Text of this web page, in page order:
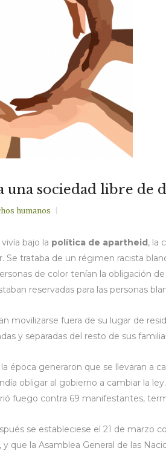
una sociedad libre de
humanos
vivía bajo la política de apartheid, la
Se trataba de un régimen racista
de color tenían la obligación
reservadas para las personas
movilizarse fuera de su lugar de
y separadas del resto de sus
época generaron que se llevaran a
obligar al gobierno a cambiar la
fuego contra 69 manifestantes,
se estableciese el 21 de marzo
, y que la Asamblea General de las